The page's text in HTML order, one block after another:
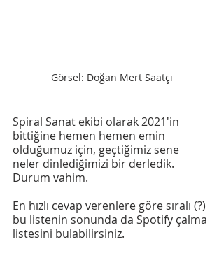
Görsel: Doğan Mert Saatçı
Spiral Sanat ekibi olarak 2021'in
bittiğine hemen hemen emin
olduğumuz için, geçtiğimiz sene
neler dinlediğimizi bir derledik.
Durum vahim.
En hızlı cevap verenlere göre sıralı (?)
bu listenin sonunda da Spotify çalma
listesini bulabilirsiniz.